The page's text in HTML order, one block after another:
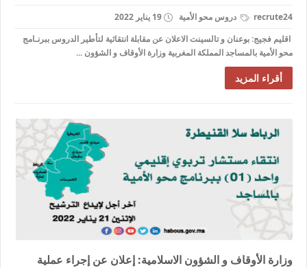
recrute24 دروس محو الأمية
19 يناير 2022
اقليم فجيج: بوعنان و تالسينت الاعلان عن مقابلة انتقائية لتأطير الدروس ببرنـامج
محو الأمية بالمساجد المملكة المغربية وزارة الأوقاف و الشؤون ...
أقراء المزيد
وزارة الأوقاف و الشؤون الاسلامية: إعلان عن إجراء عملية